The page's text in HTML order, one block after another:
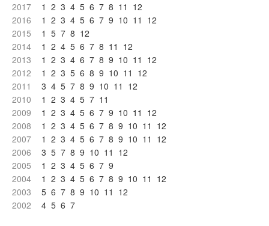
2017
1 2 3 4 5 6 7 8 11 12
2016
1 2 3 4 5 6 7 9 10 11 12
2015
1 5 7 8 12
2014
1 2 4 5 6 7 8 11 12
2013
1 2 3 4 6 7 8 9 10 11 12
2012
1 2 3 5 6 8 9 10 11 12
2011
3 4 5 7 8 9 10 11 12
2010
1 2 3 4 5 7 11
2009
1 2 3 4 5 6 7 9 10 11 12
2008
1 2 3 4 5 6 7 8 9 10 11 12
2007
1 2 3 4 5 6 7 8 9 10 11 12
2006
3 5 7 8 9 10 11 12
2005
1 2 3 4 5 6 7 9
2004
1 2 3 4 5 6 7 8 9 10 11 12
2003
5 6 7 8 9 10 11 12
2002
4 5 6 7